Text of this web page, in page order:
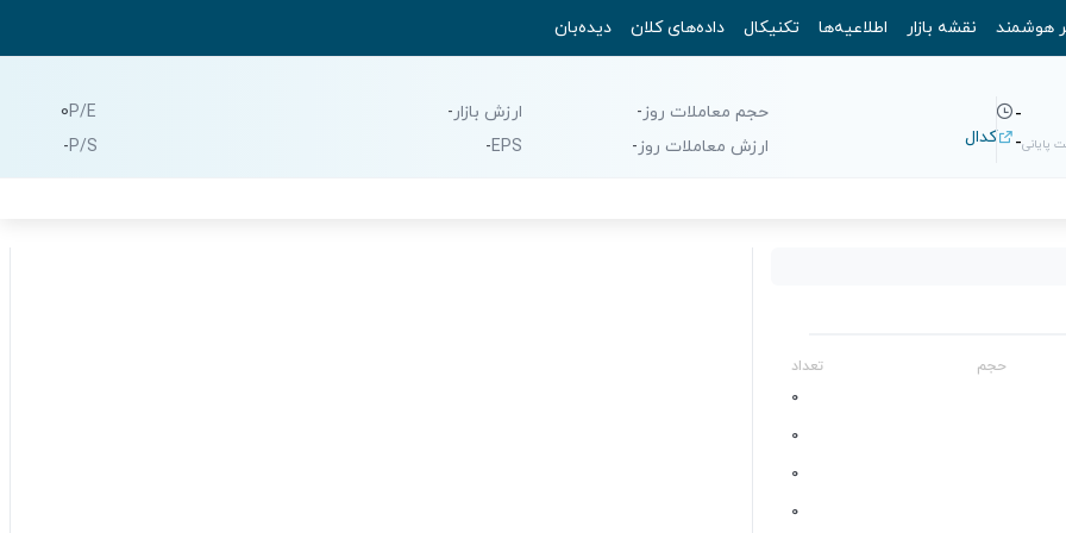
هوشمند نقشه بازار اطلاعیه‌ها تکنیکال داده‌های کلان دیده‌بان
-
پایانی- کدال
حجم معاملات روز-
ارزش معاملات روز-
ارزش بازار-
EPS
-
P/E
0
P/S
-
حجم
تعداد
0
0
0
0